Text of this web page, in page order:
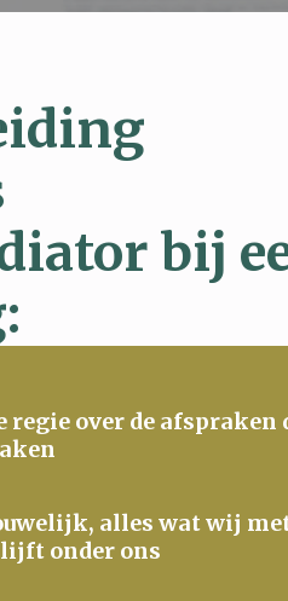
bij
regie over de afspraken
alles wat wij
onder ons